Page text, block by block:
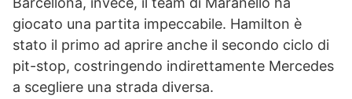
giocato una partita impeccabile. Hamilton è
stato il primo ad aprire anche il secondo ciclo di
pit-stop, costringendo indirettamente Mercedes
a scegliere una strada diversa.